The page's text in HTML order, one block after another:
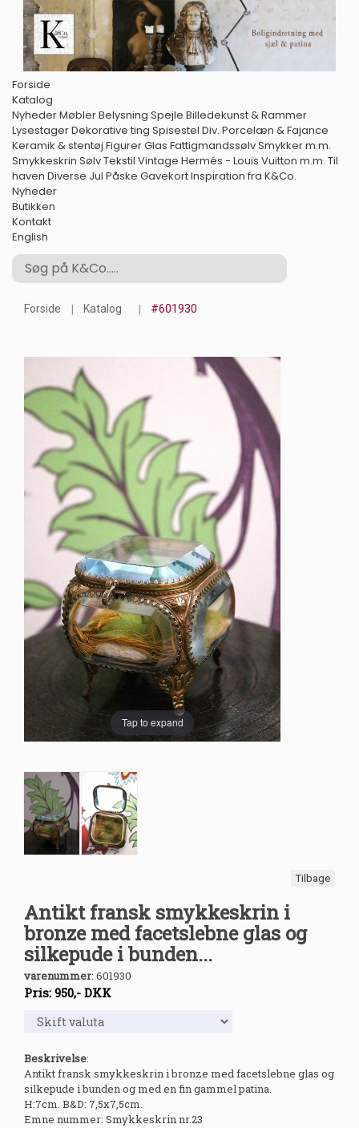
Forside
Katalog
NyhederMøblerBelysning Spejle Billedekunst & Rammer
LysestagerDekorative ting Spisestel Div. Porcelæn & Fajance
Keramik & stentøj FigurerGlas FattigmandssølvSmykker m.m.
Smykkeskrin SølvTekstil Vintage Hermés - Louis Vuitton m.m. Til
haven Diverse Jul Påske GavekortInspiration fra K&Co.
Nyheder
Butikken
Kontakt
English
Forside Katalog #601930
Tap to expand
Tilbage
Antikt fransk smykkeskrin i
bronze med facetslebne glas og
silkepude i bunden...
varenummer: 601930
Pris: 950,- DKK
Beskrivelse:
Antikt fransk smykkeskrin i bronze med facetslebne glas og
silkepude i bunden og med en fin gammel patina.
H:7cm. B&D: 7,5x7,5cm.
Emne nummer: Smykkeskrin nr.23